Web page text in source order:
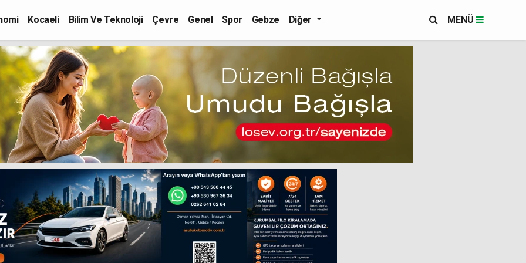
Kocaeli Bilim Ve Teknoloji Çevre Genel Spor Gebze Diğer MENÜ